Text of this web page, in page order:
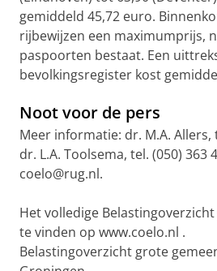
gemiddeld 45,72 euro.
rijbewijzen een maximumprijs,
paspoorten bestaat. Een
bevolkingsregister kost
Noot voor de pers
Meer informatie: dr. M.A. Allers,
dr. L.A. Toolsema, tel. (050) 363
coelo@rug.nl.
Het volledige
te vinden op www.coelo.nl .
Belastingoverzicht grote